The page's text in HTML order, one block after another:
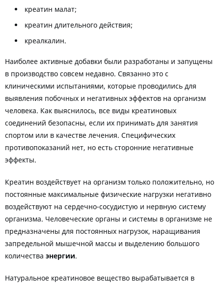
креатин малат;
креатин длительного действия;
креалкалин.
Наиболее активные добавки были разработаны и запущены
в производство совсем недавно. Связанно это с
клиническими испытаниями, которые проводились для
выявления побочных и негативных эффектов на организм
человека. Как выяснилось, все виды креатиновых
соединений безопасны, если их принимать для занятия
спортом или в качестве лечения. Специфических
противопоказаний нет, но есть сторонние негативные
эффекты.
Креатин воздействует на организм только положительно, но
постоянные максимальные физические нагрузки негативно
воздействуют на сердечно-сосудистую и нервную систему
организма. Человеческие органы и системы в организме не
предназначены для постоянных нагрузок, наращивания
запредельной мышечной массы и выделению большого
количества энергии.
Натуральное креатиновое вещество вырабатывается в